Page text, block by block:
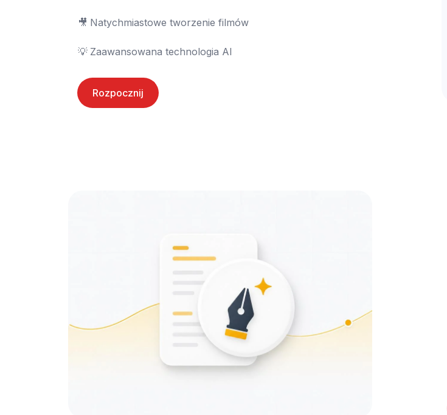
🎥	Natychmiastowe tworzenie filmów
💡	Zaawansowana technologia AI
Rozpocznij